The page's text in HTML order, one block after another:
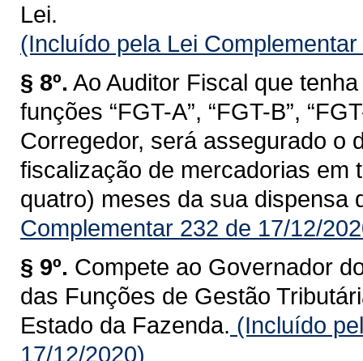
Lei.
(Incluído pela Lei
§ 8º. Ao Auditor Fiscal que
funções “FGT-A”, “FGT-B”,
Corregedor, será assegurado o
fiscalização de mercadorias em
quatro) meses da sua dispensa
Complementar 232 de 17/12/
§ 9º. Compete ao Governador
das Funções de Gestão
Estado da Fazenda. (Incluído
17/12/2020)